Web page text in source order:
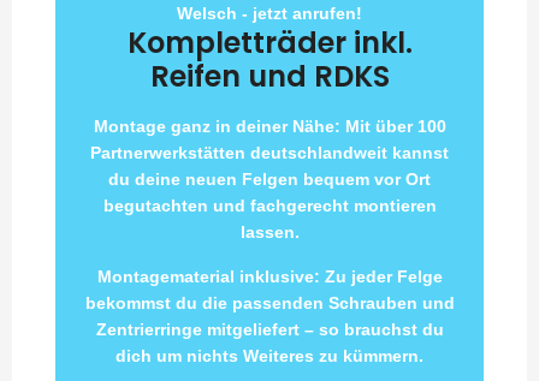
Welsch - jetzt anrufen!
Kompletträder inkl.
Reifen und RDKS
Montage ganz in deiner Nähe: Mit über 100
Partnerwerkstätten deutschlandweit kannst
du deine neuen Felgen bequem vor Ort
begutachten und fachgerecht montieren
lassen.
Montagematerial inklusive: Zu jeder Felge
bekommst du die passenden Schrauben und
Zentrierringe mitgeliefert – so brauchst du
dich um nichts Weiteres zu kümmern.